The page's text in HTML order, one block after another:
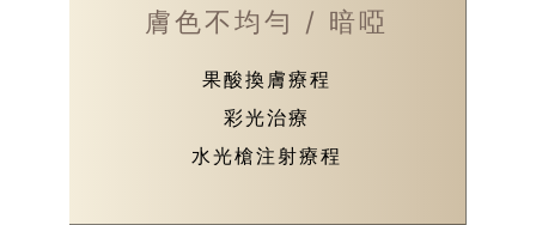
膚色不均勻 / 暗啞
果酸換膚療程
彩光治療
水光槍注射療程